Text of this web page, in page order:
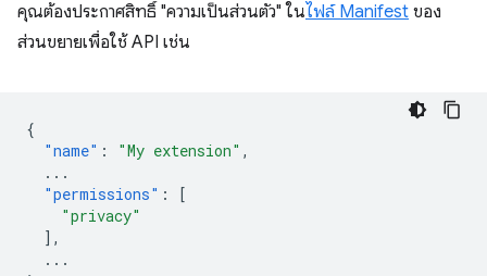
คุณต้องประกาศสิทธิ์ "ความเป็นส่วนตัว" ในไฟล์ Manifest ของ
ส่วนขยายเพื่อใช้ API เช่น
{
"name" : "My extension" ,
...
"permissions" :
[
"privacy"
],
...